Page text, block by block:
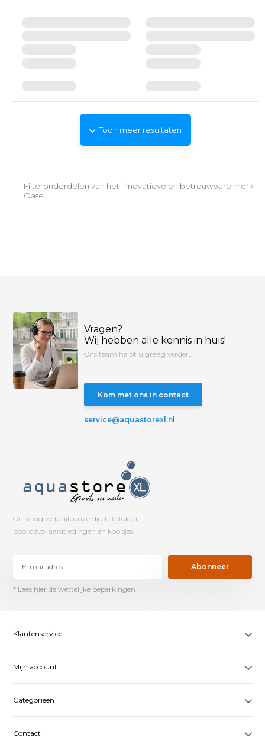
Toon meer resultaten
Filteronderdelen van het innovatieve en betrouwbare merk
Oase.
Vragen?
Wij hebben alle kennis in huis!
Ons team helpt u graag verder...
Kom met ons in contact
service@aquastorexl.nl
Ontvang wekelijk onze digitale folder
boordevol aanbiedingen en koopjes.
Abonneer
* Lees hier de wettelijke beperkingen
Klantenservice
Mijn account
Categorieën
Contact